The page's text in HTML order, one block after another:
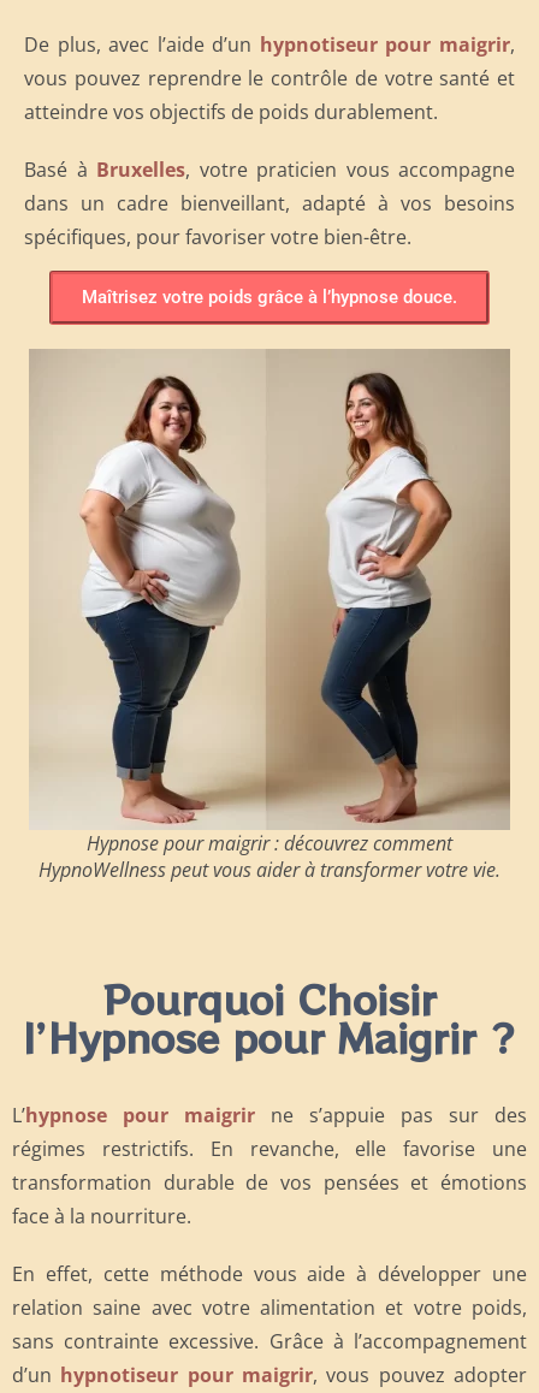
De plus, avec l’aide d’un hypnotiseur pour maigrir,
vous pouvez reprendre le contrôle de votre santé et
atteindre vos objectifs de poids durablement.
Basé à Bruxelles, votre praticien vous accompagne
dans un cadre bienveillant, adapté à vos besoins
spécifiques, pour favoriser votre bien-être.
Maîtrisez votre poids grâce à l’hypnose douce.
Hypnose pour maigrir : découvrez comment
HypnoWellness peut vous aider à transformer votre vie.
Pourquoi Choisir
l’Hypnose pour Maigrir ?
L’hypnose pour maigrir ne s’appuie pas sur des
régimes restrictifs. En revanche, elle favorise une
transformation durable de vos pensées et émotions
face à la nourriture.
En effet, cette méthode vous aide à développer une
relation saine avec votre alimentation et votre poids,
sans contrainte excessive. Grâce à l’accompagnement
d’un hypnotiseur pour maigrir, vous pouvez adopter